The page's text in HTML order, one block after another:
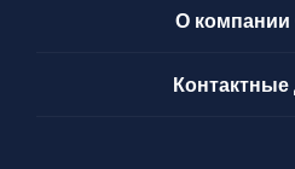
О компании